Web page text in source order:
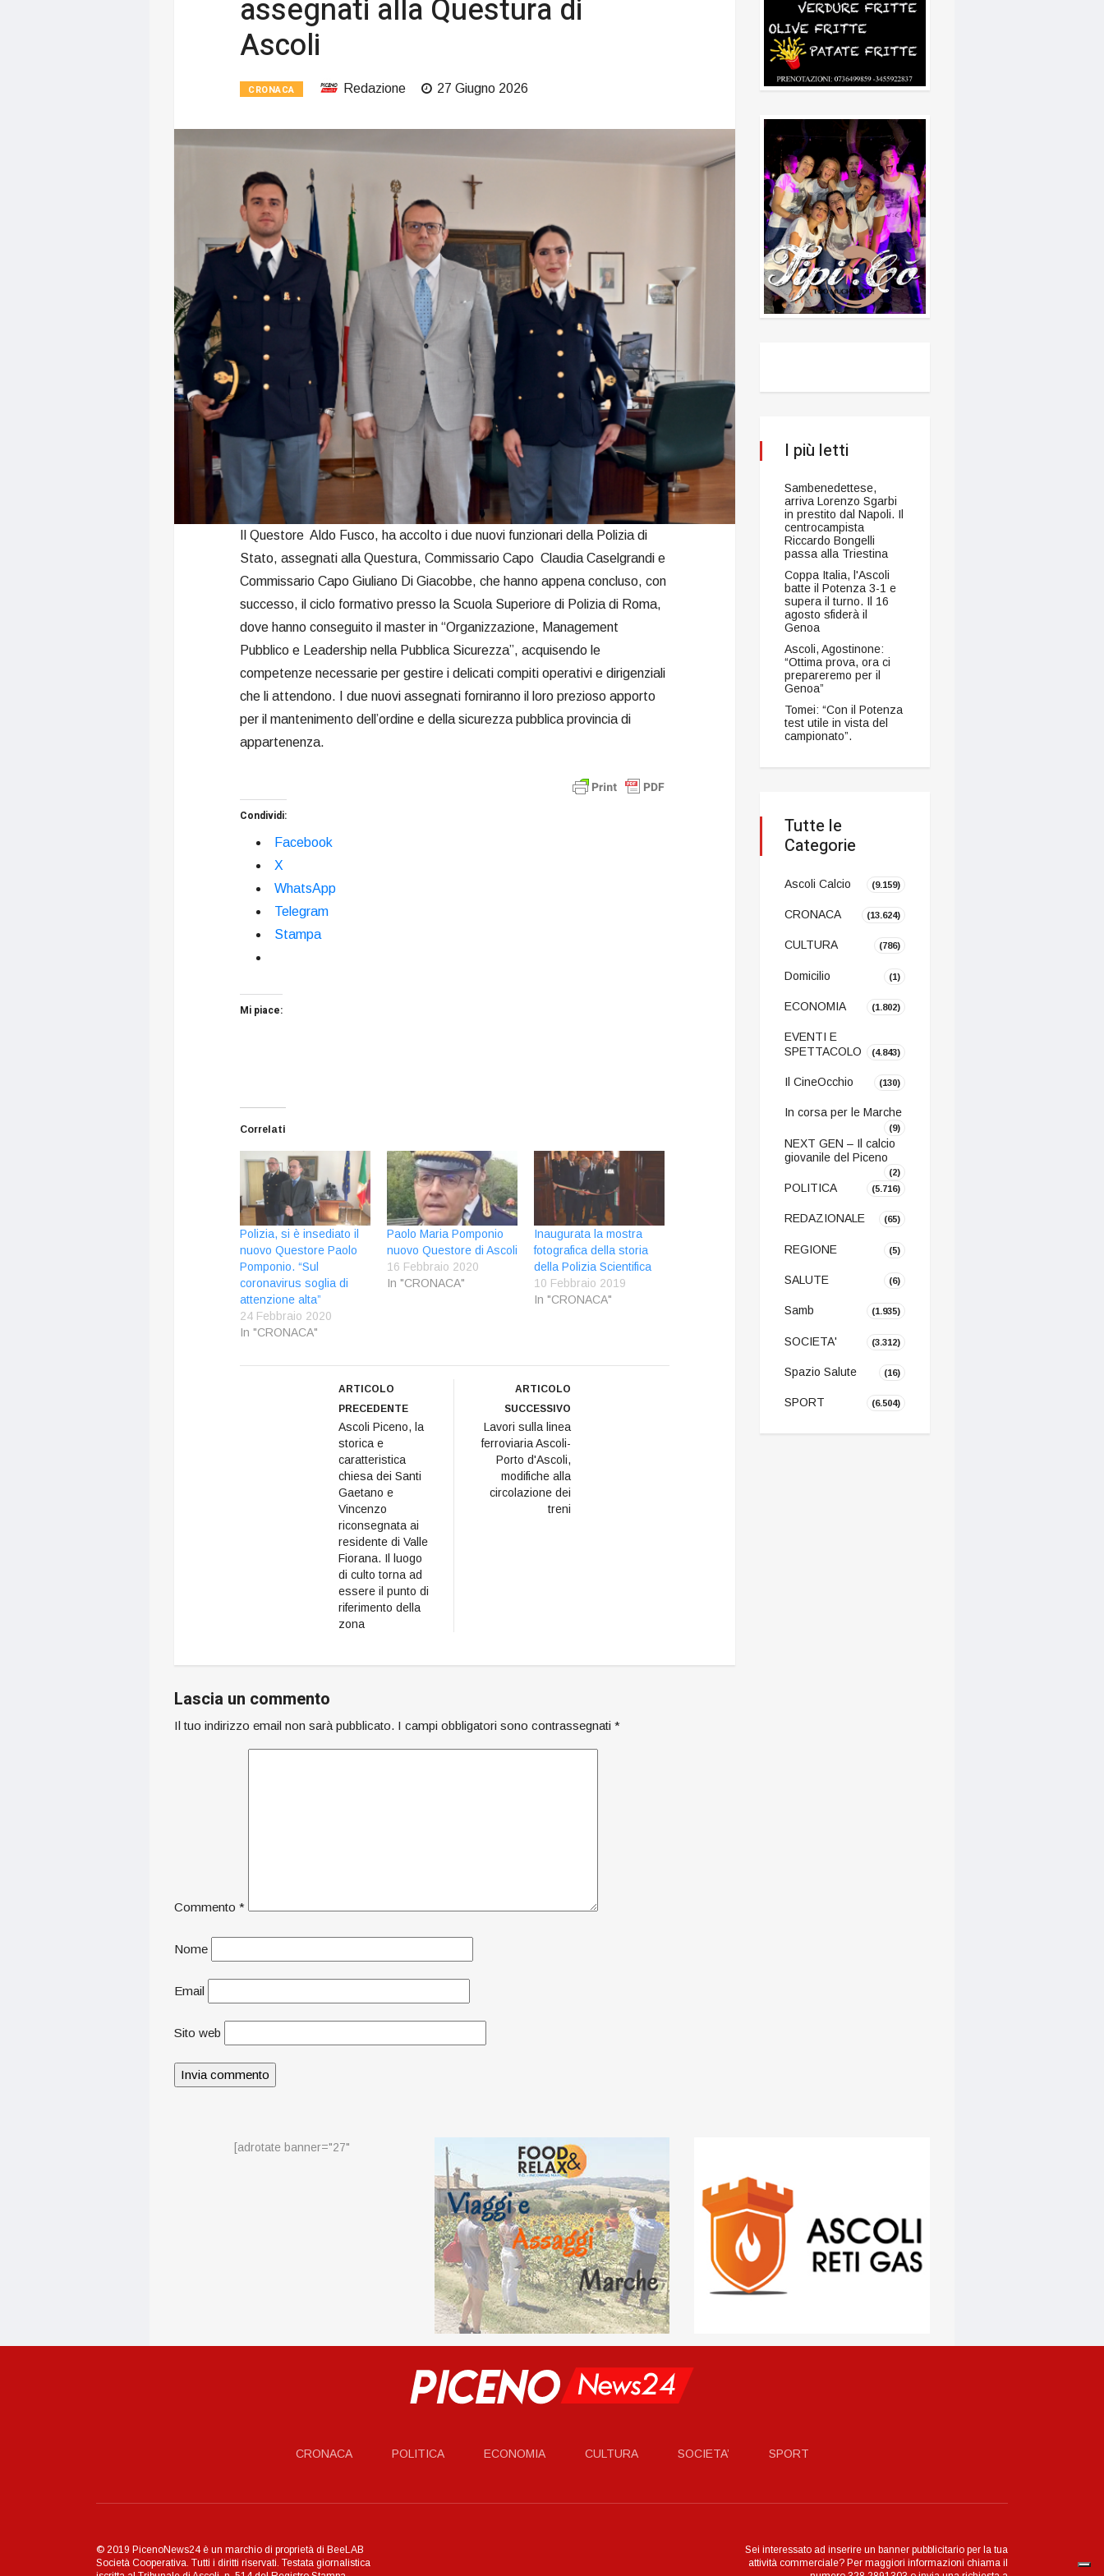
assegnati alla Questura di
Ascoli
CRONACA Redazione 27 Giugno 2026
Il Questore Aldo Fusco, ha accolto i due nuovi funzionari della Polizia di
Stato, assegnati alla Questura, Commissario Capo Claudia Caselgrandi e
Commissario Capo Giuliano Di Giacobbe, che hanno appena concluso, con
successo, il ciclo formativo presso la Scuola Superiore di Polizia di Roma,
dove hanno conseguito il master in “Organizzazione, Management
Pubblico e Leadership nella Pubblica Sicurezza”, acquisendo le
competenze necessarie per gestire i delicati compiti operativi e dirigenziali
che li attendono. I due nuovi assegnati forniranno il loro prezioso apporto
per il mantenimento dell’ordine e della sicurezza pubblica provincia di
appartenenza.
Condividi:
Facebook
X
WhatsApp
Telegram
Stampa
Mi piace:
Correlati
Polizia, si è insediato il
nuovo Questore Paolo
Pomponio. “Sul
coronavirus soglia di
attenzione alta”
24 Febbraio 2020
In "CRONACA"
Paolo Maria Pomponio
nuovo Questore di Ascoli
16 Febbraio 2020
In "CRONACA"
Inaugurata la mostra
fotografica della storia
della Polizia Scientifica
10 Febbraio 2019
In "CRONACA"
ARTICOLO
PRECEDENTE
Ascoli Piceno, la
storica e
caratteristica
chiesa dei Santi
Gaetano e
Vincenzo
riconsegnata ai
residente di Valle
Fiorana. Il luogo
di culto torna ad
essere il punto di
riferimento della
zona
ARTICOLO
SUCCESSIVO
Lavori sulla linea
ferroviaria Ascoli-
Porto d'Ascoli,
modifiche alla
circolazione dei
treni
Lascia un commento
Il tuo indirizzo email non sarà pubblicato. I campi obbligatori sono contrassegnati *
Commento *
Nome
Email
Sito web
I più letti
Sambenedettese,
arriva Lorenzo Sgarbi
in prestito dal Napoli. Il
centrocampista
Riccardo Bongelli
passa alla Triestina
Coppa Italia, l'Ascoli
batte il Potenza 3-1 e
supera il turno. Il 16
agosto sfiderà il
Genoa
Ascoli, Agostinone:
“Ottima prova, ora ci
prepareremo per il
Genoa”
Tomei: “Con il Potenza
test utile in vista del
campionato”.
Tutte le
Categorie
Ascoli Calcio (9.159)
CRONACA (13.624)
CULTURA (786)
Domicilio (1)
ECONOMIA (1.802)
EVENTI E
SPETTACOLO
(4.843)
Il CineOcchio (130)
In corsa per le Marche
(9)
NEXT GEN – Il calcio
giovanile del Piceno
(2)
POLITICA (5.716)
REDAZIONALE (65)
REGIONE (5)
SALUTE (6)
Samb (1.935)
SOCIETA' (3.312)
Spazio Salute (16)
SPORT (6.504)
[adrotate banner="27"
CRONACA POLITICA ECONOMIA CULTURA SOCIETA’ SPORT
© 2019 PicenoNews24 è un marchio di proprietà di BeeLAB
Società Cooperativa. Tutti i diritti riservati. Testata giornalistica
Sei interessato ad inserire un banner pubblicitario per la tua
attività commerciale? Per maggiori informazioni chiama il